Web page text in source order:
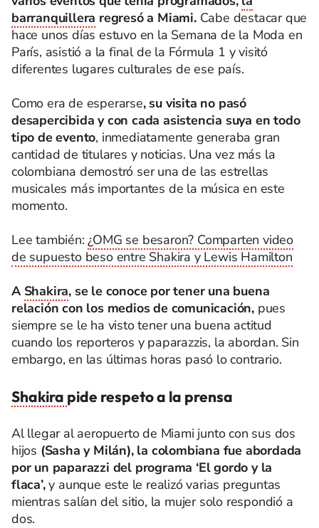
barranquillera regresó a Miami.Cabe destacar que
hace unos días estuvo en la Semana de la Moda en
París, asistió a la final de la Fórmula 1 y visitó
diferentes lugares culturales de ese país.
Como era de esperarse, su visita no pasó
desapercibida y con cada asistencia suya en todo
tipo de evento, inmediatamente generaba gran
cantidad de titulares y noticias. Una vez más la
colombiana demostró ser una de las estrellas
musicales más importantes de la música en este
momento.
Lee también:¿OMG se besaron? Comparten video
de supuesto beso entre Shakira y Lewis Hamilton
A Shakira, se le conoce por tener una buena
relación con los medios de comunicación, pues
siempre se le ha visto tener una buena actitud
cuando los reporteros y paparazzis, la abordan. Sin
embargo, en las últimas horas pasó lo contrario.
Shakira pide respeto a la prensa
Al llegar al aeropuerto de Miami junto con sus dos
hijos (Sasha y Milán), la colombiana fue abordada
por un paparazzi del programa ‘El gordo y la
flaca’,y aunque este le realizó varias preguntas
mientras salían del sitio, la mujer solo respondió a
dos.